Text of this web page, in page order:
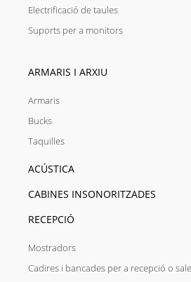
Electrificació de taules
Suports per a monitors
ARMARIS I ARXIU
Armaris
Bucks
Taquilles
ACÚSTICA
CABINES INSONORITZADES
RECEPCIÓ
Mostradors
Cadires i bancades per a recepció o